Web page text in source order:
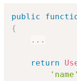
public
{
...
return
'name'